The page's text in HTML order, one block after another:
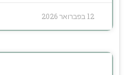
12 בפברואר 2026